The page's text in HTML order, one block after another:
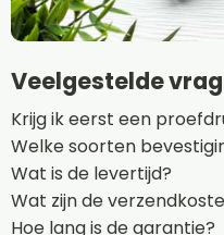
Veelgestelde
Krijg ik eerst een
Welke soorten
Wat is de levertijd?
Wat zijn de
Hoe lang is de garantie?